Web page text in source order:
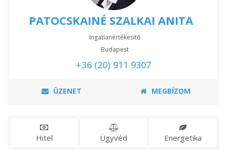
PATOCSKAINÉ SZALKAI ANITA
Ingatlanértékesítő
Budapest
+36 (20) 911 9307
ÜZENET MEGBÍZOM
Hitel Ügyvéd Energetika